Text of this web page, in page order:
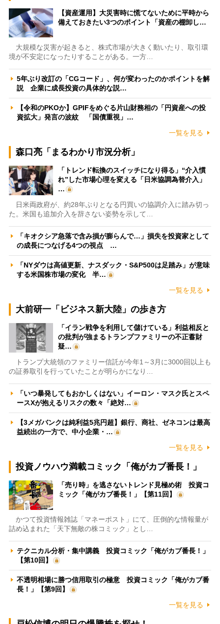
【資産運用】大災害時に慌てないために平時から
備えておきたい3つのポイント「資産の棚卸し…
大規模な災害が起きると、株式市場が大きく動いたり、取引環
境が不安定になったりすることがある。一方…
5年ぶり改訂の「CGコード」、何が変わったのかポイントを解
説 企業に成長投資の具体的な説…
【令和のPKOか】GPIFをめぐる片山財務相の「円資産への投
資拡大」発言の波紋 「国債重視」…
一覧を見る
森口亮「まるわかり市況分析」
「トレンド転換のスイッチになり得る」“介入慣
れ”した市場心理を変える「日米協調為替介入」
…
日米両政府が、約28年ぶりとなる円買いの協調介入に踏み切っ
た。米国も追加介入を辞さない姿勢を示して…
「キオクシア急落で含み損が膨らんで…」損失を投資家として
の成長につなげる4つの視点 …
「NYダウは高値更新、ナスダック・S&P500は足踏み」が意味
する米国株市場の変化 半…
一覧を見る
大前研一「ビジネス新大陸」の歩き方
「イラン戦争を利用して儲けている」利益相反と
の批判が強まるトランプファミリーの不正蓄財
疑…
トランプ大統領のファミリー信託が今年1～3月に3000回以上も
の証券取引を行っていたことが明らかになり…
「いつ暴発してもおかしくはない」イーロン・マスク氏とスペ
ースXが抱えるリスクの数々「絶対…
【3メガバンクは純利益5兆円超】銀行、商社、ゼネコンは最高
益続出の一方で、中小企業・…
一覧を見る
投資ノウハウ満載コミック「俺がカブ番長！」
「売り時」を逃さないトレンド見極め術 投資コ
ミック「俺がカブ番長！」【第11回】
かつて投資情報雑誌「マネーポスト」にて、圧倒的な情報量が
詰め込まれた「天下無敵の株コミック」とし…
テクニカル分析・集中講義 投資コミック「俺がカブ番長！」
【第10回】
不透明相場に勝つ信用取引の極意 投資コミック「俺がカブ番
長！」【第9回】
一覧を見る